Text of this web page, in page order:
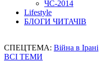
ЧС-2014
Lifestyle
БЛОГИ ЧИТАЧІВ
СПЕЦТЕМА: Війна в Ірані
ВСІ ТЕМИ